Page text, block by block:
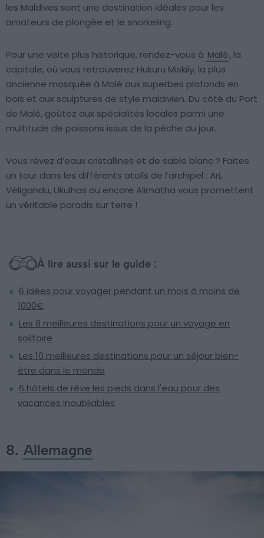
les Maldives sont une destination idéales pour les
amateurs de plongée et le snorkeling.
Pour une visite plus historique, rendez-vous à Malé, la
capitale, où vous retrouverez Hukuru Miskiiy, la plus
ancienne mosquée à Malé aux superbes plafonds en
bois et aux sculptures de style maldivien. Du côté du Port
de Malé, goûtez aux spécialités locales parmi une
multitude de poissons issus de la pêche du jour.
Vous rêvez d’eaux cristallines et de sable blanc ? Faites
un tour dans les différents atolls de l’archipel : Ari,
Véligandu, Ukulhas ou encore Alimatha vous promettent
un véritable paradis sur terre !
À lire aussi sur le guide :
6 idées pour voyager pendant un mois à moins de
1000€
Les 8 meilleures destinations pour un voyage en
solitaire
Les 10 meilleures destinations pour un séjour bien-
être dans le monde
6 hôtels de rêve les pieds dans l'eau pour des
vacances inoubliables
8. Allemagne